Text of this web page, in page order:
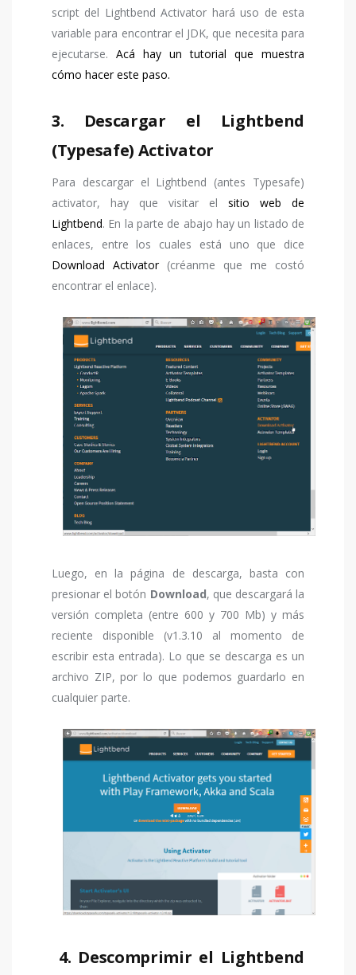
script del Lightbend Activator hará uso de esta
variable para encontrar el JDK, que necesita para
ejecutarse. Acá hay un tutorial que muestra
cómo hacer este paso.
3. Descargar el Lightbend
(Typesafe) Activator
Para descargar el Lightbend (antes Typesafe)
activator, hay que visitar el sitio web de
Lightbend. En la parte de abajo hay un listado de
enlaces, entre los cuales está uno que dice
Download Activator(créanme que me costó
encontrar el enlace).
Luego, en la página de descarga, basta con
presionar el botón Download, que descargará la
versión completa (entre 600 y 700 Mb) y más
reciente disponible (v1.3.10 al momento de
escribir esta entrada). Lo que se descarga es un
archivo ZIP, por lo que podemos guardarlo en
cualquier parte.
4. Descomprimir el Lightbend